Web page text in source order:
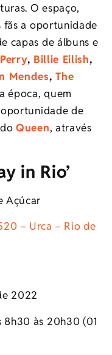
O espaço,
a oportunidade
capas de álbuns e
, Billie Eilish,
Mendes,The
época, quem
de
doQueen, através
in Rio’
Açúcar
– Urca – Rio de
2022
às 20h30 (01